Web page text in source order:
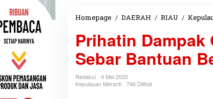
Homepage / DAERAH / RIAU /
Prihatin Dampak
Sebar Bantuan
Redaksi
4 Mei 2020
Kepulauan Meranti
746 Dilihat